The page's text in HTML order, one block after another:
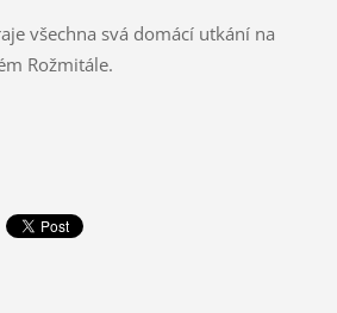
všechna svá domácí utkání na
Rožmitále.